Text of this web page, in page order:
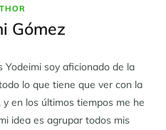
Gómez
Yodeimi soy aficionado de la
lo que tiene que ver con la
en los últimos tiempos me he
idea es agrupar todos mis